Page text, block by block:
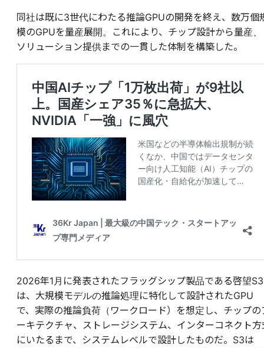
同社は既に3世代にわたる推論GPUの開発を終え、数万個
模のGPUを量産展開。これにより、チップ設計から量産、
ソリューション提供までの一貫した体制を構築した。
2026年1月に発表されたフラッグシップ製品である啓望S3
は、大規模モデルの推論処理に特化して設計されたGPU
で、実際の推論負荷（ワークロード）を想定し、チップの
ーキテクチャ、ストレージシステム、インターコネクト方
にいたるまで、システムレベルで設計したものだ。S3は